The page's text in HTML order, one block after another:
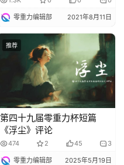
零重力编辑部 2021年8月11日
推荐
第四十九届零重力杯短篇
《浮尘》评论
474 2 45 3
零重力编辑部 2025年5月19日